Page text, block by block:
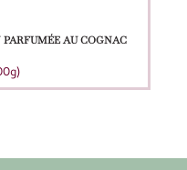
AU COGNAC